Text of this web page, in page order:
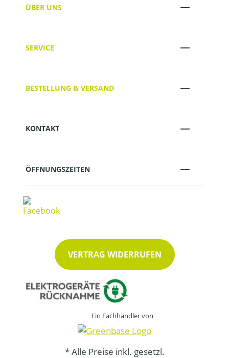
ÜBER UNS
SERVICE
BESTELLUNG & VERSAND
KONTAKT
ÖFFNUNGSZEITEN
VERTRAG WIDERRUFEN
Ein Fachhändler von
* Alle Preise inkl. gesetzl.